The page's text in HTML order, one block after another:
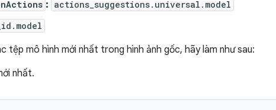
: actions_suggestions.universal.model
mô hình mới nhất trong hình ảnh gốc, hãy làm như sau:
nhất.